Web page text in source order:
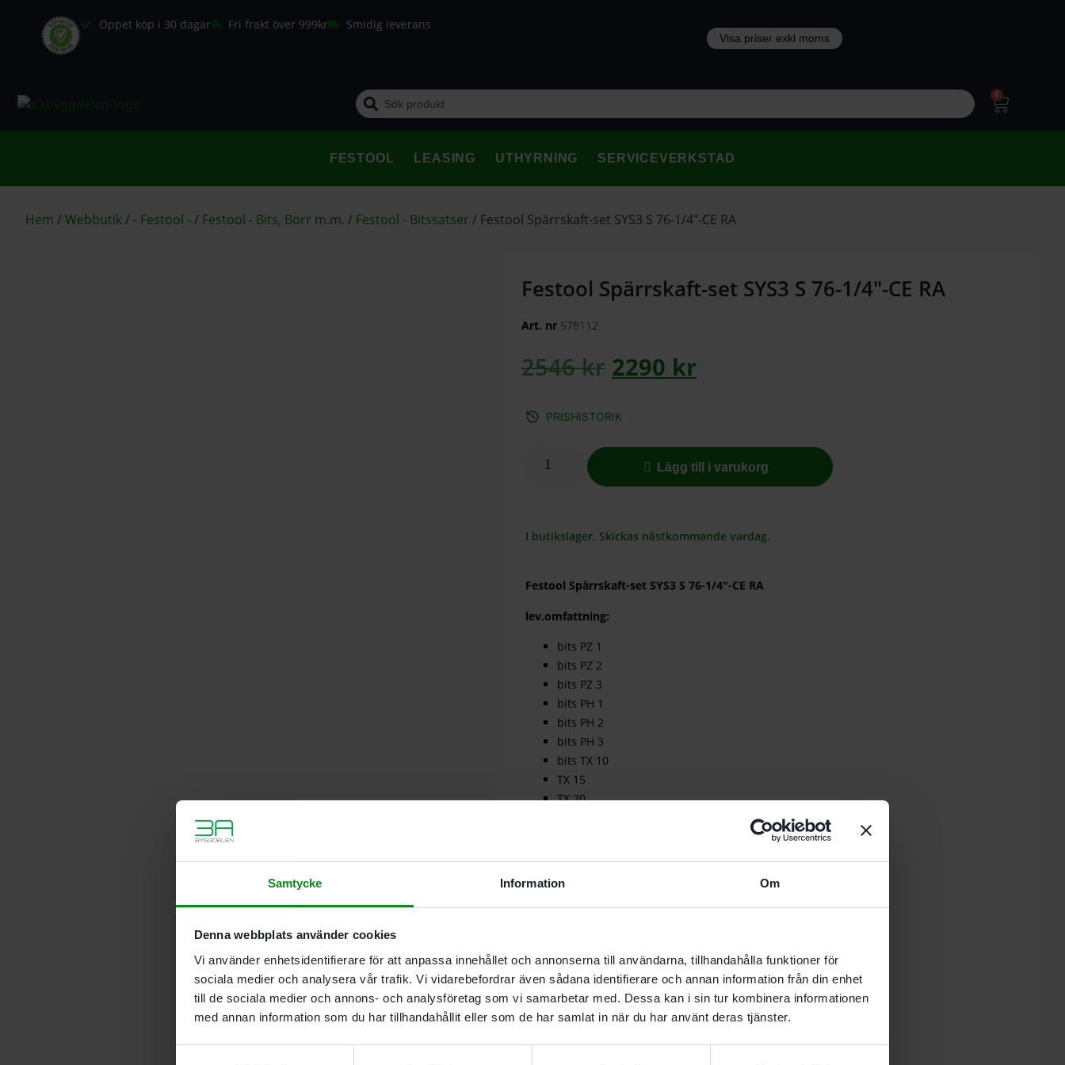
Samtycke Information Om
Denna webbplats använder cookies
Vi använder enhetsidentifierare för att anpassa innehållet och annonserna till användarna, tillhandahålla funktioner för
sociala medier och analysera vår trafik. Vi vidarebefordrar även sådana identifierare och annan information från din enhet
till de sociala medier och annons- och analysföretag som vi samarbetar med. Dessa kan i sin tur kombinera informationen
med annan information som du har tillhandahållit eller som de har samlat in när du har använt deras tjänster.
Öppet köp i 30 dagar Fri frakt över 999kr Smidig leverans
0
FESTOOL LEASING UTHYRNING SERVICEVERKSTAD
Hem /Webbutik/ - Festool -/ Festool - Bits, Borr m.m. / Festool - Bitssatser / Festool Spärrskaft-set SYS3 S 76-1/4″-CE RA
Festool Spärrskaft-set SYS3 S 76-1/4″-CE RA
Art. nr 578112
2546kr 2290 kr
PRISHISTORIK
Lägg till i varukorg
I butikslager. Skickas nästkommande vardag.
Festool Spärrskaft-set SYS3 S 76-1/4″-CE RA
lev.omfattning:
bits PZ 1
bits PZ 2
bits PZ 3
bits PH 1
bits PH 2
bits PH 3
bits TX 10
TX 15
TX 20
bits insex 4 mm
bits spår 0,6×4,5
bits spår 0,8×5,5
magnetbitshållare BV 150 CE
CENTROTEC magnet-bitshållare BH 60 CE-Imp
spärrskaft 1/4″